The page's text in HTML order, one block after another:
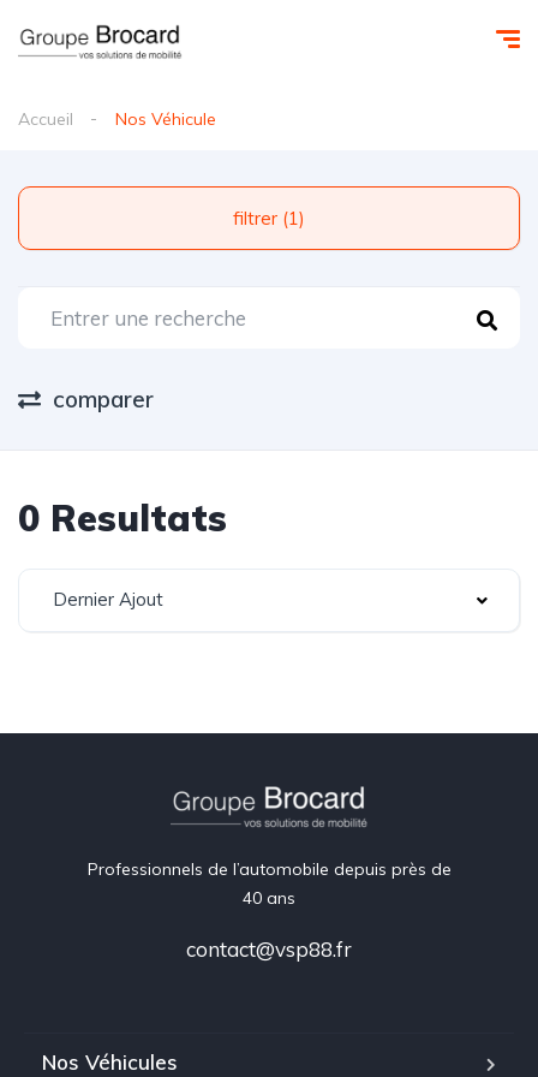
Accueil Nos Véhicule
filtrer (1)
comparer
0 Resultats
Dernier Ajout
Professionnels de l’automobile depuis près de
40 ans
contact@vsp88.fr
Nos Véhicules